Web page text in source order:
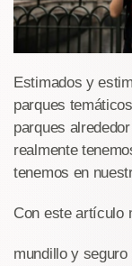
Estimados y
parques
parques
realmente
tenemos en
Con este artículo
mundillo y